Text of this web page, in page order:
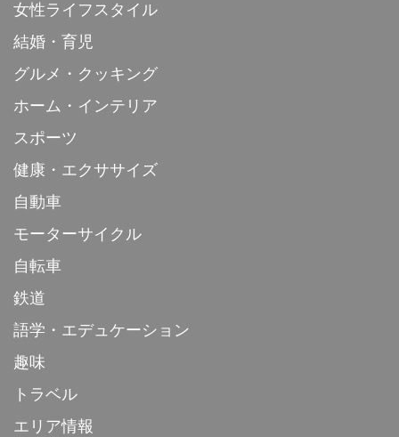
女性ライフスタイル
結婚・育児
グルメ・クッキング
ホーム・インテリア
スポーツ
健康・エクササイズ
自動車
モーターサイクル
自転車
鉄道
語学・エデュケーション
趣味
トラベル
エリア情報